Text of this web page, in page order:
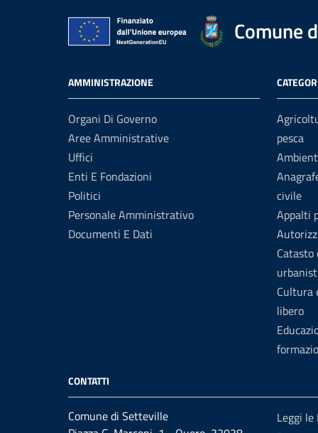
Comune
AMMINISTRAZIONE
Organi Di Governo
Aree Amministrative
Uffici
Enti E Fondazioni
Politici
Personale Amministrativo
Documenti E Dati
pesca
civile
Appalti
Catasto
Cultura
libero
CONTATTI
Comune di Setteville
Leggi le